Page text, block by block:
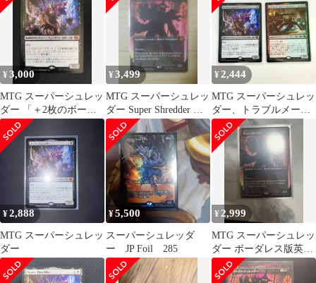
¥3,000
MTG スーパーシュレッ
ダー 「＋2枚のボーナ
スカード」
¥3,499
MTG スーパーシュレッ
ダー Super Shredder ボ
ーダーレス 英語版
¥2,444
MTG スーパーシュレッ
ダー、トラブルメーカ
ー ラフとマイキー
¥2,888
MTG スーパーシュレッ
ダー
¥5,500
スーパーシュレッダ
ー JP Foil 285
¥ 2,999
MTG スーパーシュレッ
ダー ボーダレス版英語
1枚